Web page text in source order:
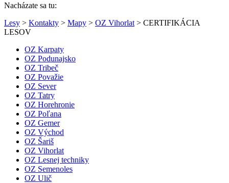
Nacházate sa tu:
Lesy > Kontakty > Mapy > OZ Vihorlat > CERTIFIKÁCIA
LESOV
OZ Karpaty
OZ Podunajsko
OZ Tribeč
OZ Považie
OZ Sever
OZ Tatry
OZ Horehronie
OZ Poľana
OZ Gemer
OZ Východ
OZ Šariš
OZ Vihorlat
OZ Lesnej techniky
OZ Semenoles
OZ Ulič